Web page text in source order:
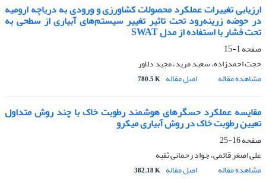
ارزیابی تغییرات عملکرد محصولات کشاورزی و ورودی به دریاچه ارومیه
در حوضه زرینه‌رود تحت تاثیر تغییر سیستم‌های آبیاری از سطحی به
تحت فشار با استفاده از مدل SWAT
صفحه1-15
حجت احمدزاده، سعید مرید، مجید دلاور
مشاهده مقاله
اصل مقاله 780.5 K
مقایسه عملکرد حسگر‏های هوشمند رطوبت خاک با چند روش متداول
تعیین رطوبت خاک در روش آبیاری میکرو
صفحه16-25
علی اصغر قائمی، جواد رحمانی ثقیه
مشاهده مقاله
اصل مقاله 382.18 K